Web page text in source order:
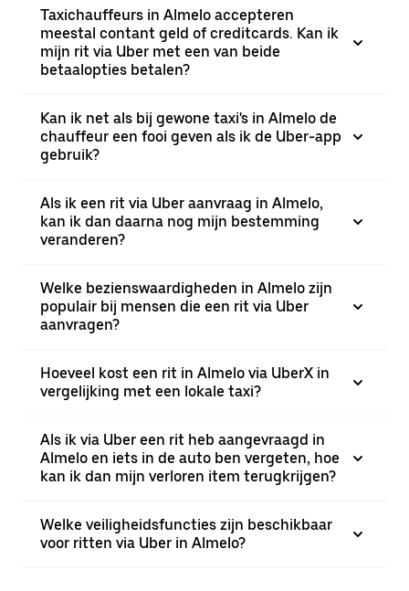
Taxichauffeurs in Almelo accepteren
meestal contant geld of creditcards. Kan ik
mijn rit via Uber met een van beide
betaalopties betalen?
Kan ik net als bij gewone taxi's in Almelo de
chauffeur een fooi geven als ik de Uber-app
gebruik?
Als ik een rit via Uber aanvraag in Almelo,
kan ik dan daarna nog mijn bestemming
veranderen?
Welke bezienswaardigheden in Almelo zijn
populair bij mensen die een rit via Uber
aanvragen?
Hoeveel kost een rit in Almelo via UberX in
vergelijking met een lokale taxi?
Als ik via Uber een rit heb aangevraagd in
Almelo en iets in de auto ben vergeten, hoe
kan ik dan mijn verloren item terugkrijgen?
Welke veiligheidsfuncties zijn beschikbaar
voor ritten via Uber in Almelo?